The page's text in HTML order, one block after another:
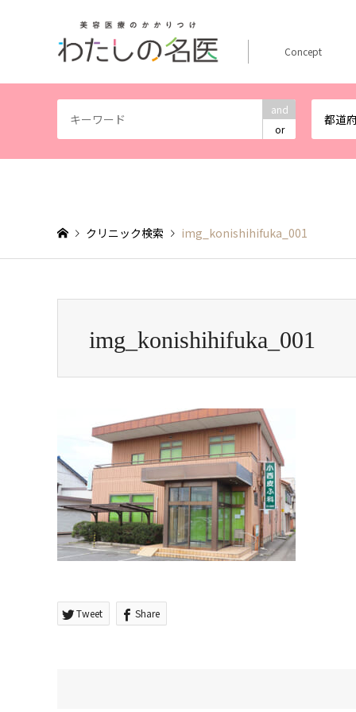
and
or
都道
Concept
クリニック検索 img_konishihifuka_001
img_konishihifuka_001
Tweet Share